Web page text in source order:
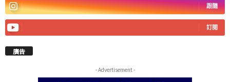
跟隨
訂閱
廣告
- Advertisement -